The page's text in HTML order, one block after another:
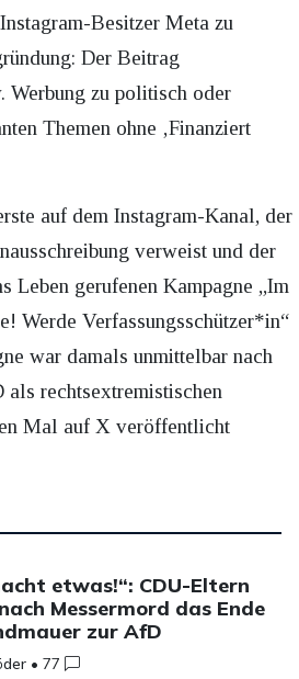
Besitzer Meta zu
Der Beitrag
Werbung zu politisch oder
Themen ohne ‚Finanziert
auf dem Instagram-Kanal, der
verweist und der
Leben gerufenen Kampagne „Im
Werde Verfassungsschützer*in“
war damals unmittelbar nach
rechtsextremistischen
Mal auf X veröffentlicht
etwas!“: CDU-Eltern
Messermord das Ende
zur AfD
•77